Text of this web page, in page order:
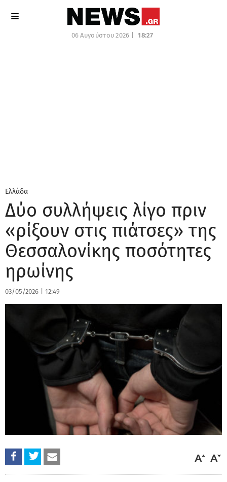
06 Αυγούστου 2026 | 18:27
Ελλάδα
Δύο συλλήψεις λίγο πριν
«ρίξουν στις πιάτσες» της
Θεσσαλονίκης ποσότητες
ηρωίνης
03/05/2026 12:49